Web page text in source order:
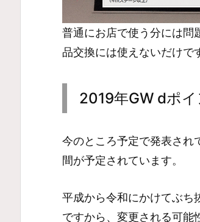
普通にお店で使う分には問
品交換には使えないだけで
2019年GW dポ
今のところ予定で発表さ
間が予定されています。
平成から令和にかけてぶち
ですから、変更される可能